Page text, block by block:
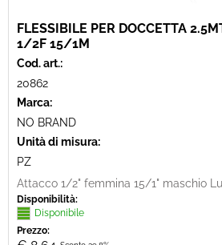
FLESSIBILE PER DOCCETTA
1/2F 15/1M
Cod. art.:
20862
Marca:
NO BRAND
Unità di misura:
PZ
Attacco 1/2" femmina 15/1" maschio
Disponibilità:
Disponibile
Prezzo: